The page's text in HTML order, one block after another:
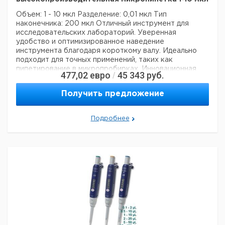
Объем: 1 - 10 мкл Разделение: 0,01 мкл
Тип
наконечника: 200 мкл Отличный инструмент для
исследовательских лабораторий. Уверенная
удобство и оптимизированное наведение
инструмента благодаря короткому валу. Идеально
подходит для точных применений, таких как
пипетирование в микропробирках. Инновационная
концепция уплотнительных колец означает
чрезвычайно бережное пипетирование и снижение
усталости рук во время рабочих процессов.
Непревзойденные рабочие характеристики и
долговечность гарантируют самые высокие
требования к дозированию.
Технические данные:
1
руководство
Данные для перевозки (реальные данные могут
477,02 евро / 45 343 руб.
Получить предложение
Подробнее